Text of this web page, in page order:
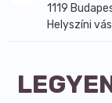
1119
Helyszíni